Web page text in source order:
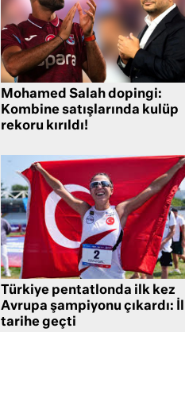
Mohamed Salah dopingi:
Kombine satışlarında kulüp
rekoru kırıldı!
Türkiye pentatlonda ilk kez
Avrupa şampiyonu çıkardı:
tarihe geçti